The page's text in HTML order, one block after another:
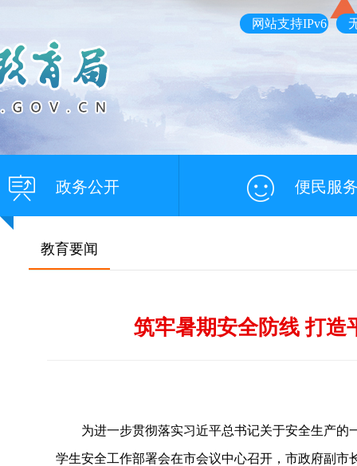
网站支持IPv6
政务公开 便民服
教育要闻
筑牢暑期安全防线 打
为进一步贯彻落实习近平总书记关于安全生产的
学生安全工作部署会在市会议中心召开，市政府副